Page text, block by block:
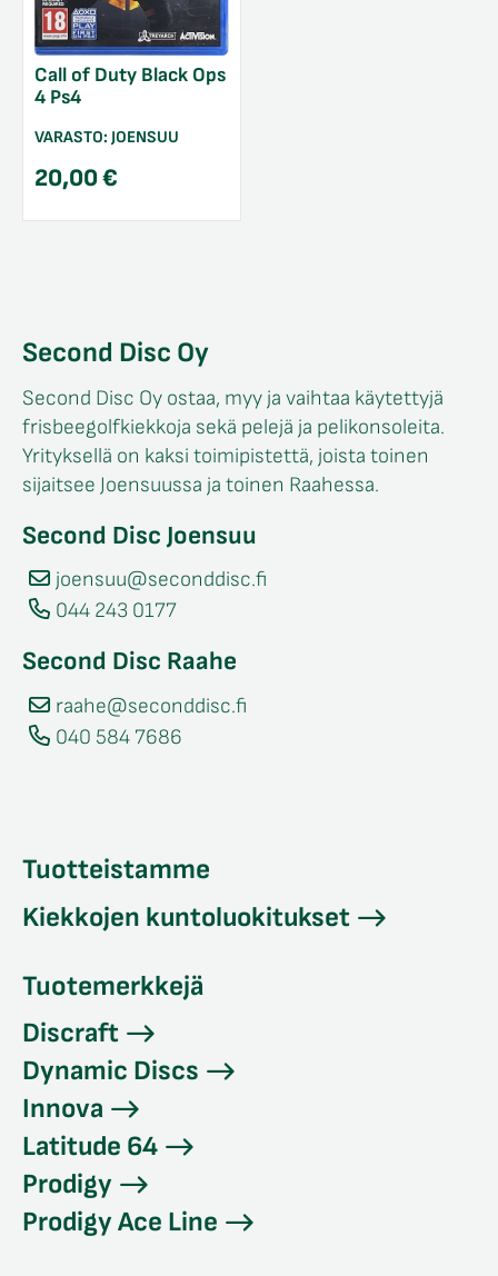
Call of Duty Black Ops
4 Ps4
VARASTO: JOENSUU
20,00€
Second Disc Oy
Second Disc Oy ostaa, myy ja vaihtaa käytettyjä
frisbeegolfkiekkoja sekä pelejä ja pelikonsoleita.
Yrityksellä on kaksi toimipistettä, joista toinen
sijaitsee Joensuussa ja toinen Raahessa.
Second Disc Joensuu
joensuu@seconddisc.fi
044 243 0177
Second Disc Raahe
raahe@seconddisc.fi
040 584 7686
Tuotteistamme
Kiekkojen kuntoluokitukset
Tuotemerkkejä
Discraft
Dynamic Discs
Innova
Latitude 64
Prodigy
Prodigy Ace Line